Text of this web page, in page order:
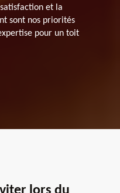
et la
sont nos priorités
pour un toit